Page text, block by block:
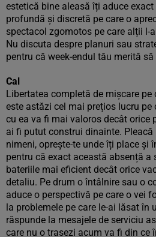
estetică bine aleasă îți aduce
profundă și discretă pe care o
spectacol zgomotos pe care alții l-
Nu discuta despre planuri sau
pentru că week-endul tău merită
Cal
Libertatea completă de mișcare pe
este astăzi cel mai prețios lucru
cu ea va fi mai valoros decât orice
ai fi putut construi dinainte.
nimeni, oprește-te unde îți place și
pentru că exact această absență a
bateriile mai eficient decât orice
detaliu. Pe drum o întâlnire sau o
aduce o perspectivă pe care o vei
la problemele pe care le-ai lăsat în
răspunde la mesajele de serviciu
care nu o trasezi acum va fi din ce